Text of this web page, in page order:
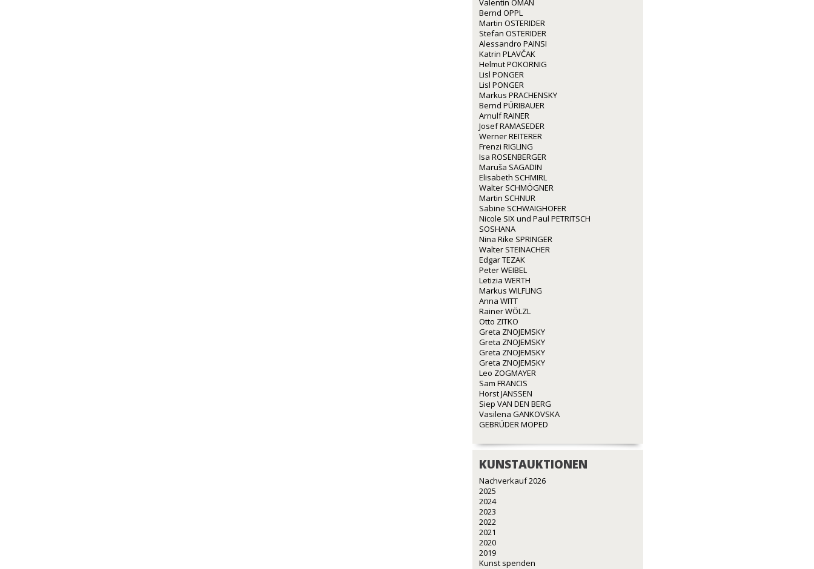
Valentin OMAN
Bernd OPPL
Martin OSTERIDER
Stefan OSTERIDER
Alessandro PAINSI
Katrin PLAVČAK
Helmut POKORNIG
Lisl PONGER
Lisl PONGER
Markus PRACHENSKY
Bernd PÜRIBAUER
Arnulf RAINER
Josef RAMASEDER
Werner REITERER
Frenzi RIGLING
Isa ROSENBERGER
Maruša SAGADIN
Elisabeth SCHMIRL
Walter SCHMÖGNER
Martin SCHNUR
Sabine SCHWAIGHOFER
Nicole SIX und Paul PETRITSCH
SOSHANA
Nina Rike SPRINGER
Walter STEINACHER
Edgar TEZAK
Peter WEIBEL
Letizia WERTH
Markus WILFLING
Anna WITT
Rainer WÖLZL
Otto ZITKO
Greta ZNOJEMSKY
Greta ZNOJEMSKY
Greta ZNOJEMSKY
Greta ZNOJEMSKY
Leo ZOGMAYER
Sam FRANCIS
Horst JANSSEN
Siep VAN DEN BERG
Vasilena GANKOVSKA
GEBRÜDER MOPED
KUNSTAUKTIONEN
Nachverkauf 2026
2025
2024
2023
2022
2021
2020
2019
Kunst spenden